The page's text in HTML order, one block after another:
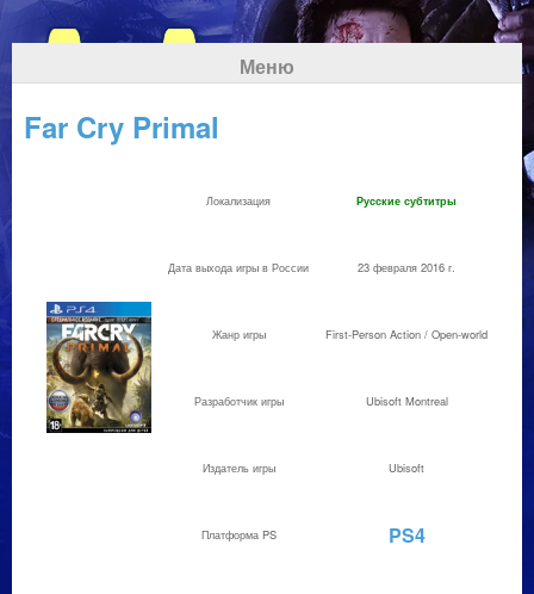
Меню
Far Cry Primal
Локализация Русские субтитры
Дата выхода игры в России 23 февраля 2016 г.
Жанр игры First-Person Action / Open-world
Разработчик игры Ubisoft Montreal
Издатель игры Ubisoft
Платформа PS PS4